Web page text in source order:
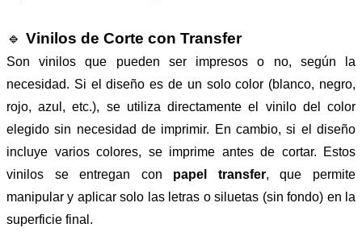
🔹 Vinilos de Corte con Transfer
Son vinilos que pueden ser impresos o no, según la
necesidad. Si el diseño es de un solo color (blanco, negro,
rojo, azul, etc.), se utiliza directamente el vinilo del color
elegido sin necesidad de imprimir. En cambio, si el diseño
incluye varios colores, se imprime antes de cortar. Estos
vinilos se entregan con papel transfer, que permite
manipular y aplicar solo las letras o siluetas (sin fondo) en la
superficie final.